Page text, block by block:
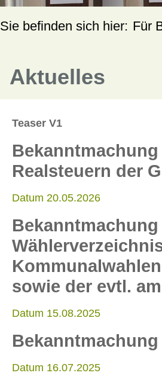
Für
Aktuelles
Teaser V1
Realsteuern der
Datum 20.05.2026
sowie der evtl.
Datum 15.08.2025
Datum 16.07.2025